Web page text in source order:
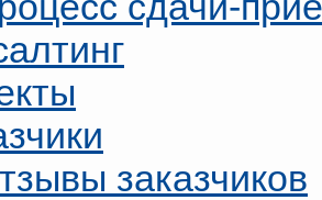
заказчиков